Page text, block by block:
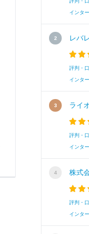
A.
インタ
レバ
評判・
インタ
ライ
評判・
インタ
株式
評判・
インタ